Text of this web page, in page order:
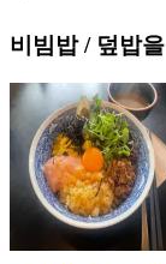
비빔밥 / 덮밥